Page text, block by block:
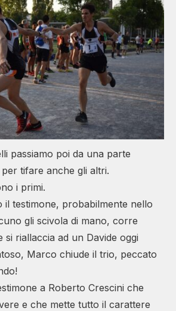
passiamo poi da una parte
tifare anche gli altri.
i primi.
il testimone, probabilmente nello
gli scivola di mano, corre
si riallaccia ad un Davide oggi
Marco chiude il trio, peccato
a Roberto Crescini che
e che mette tutto il carattere